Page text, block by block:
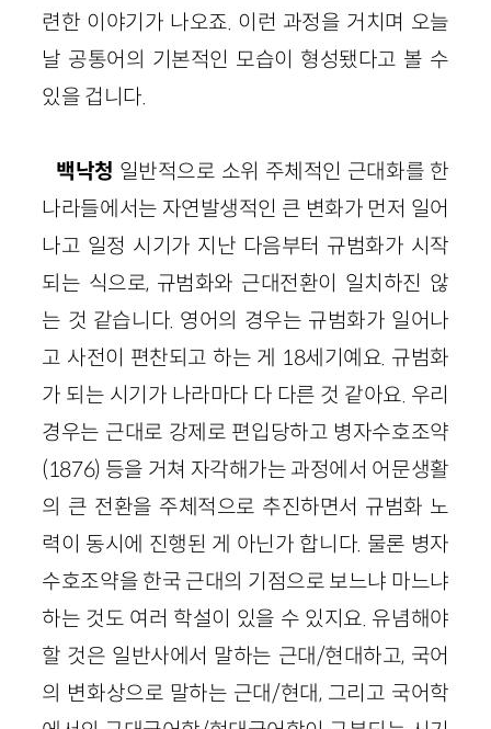
련한 이야기가 나오죠. 이런 과정을 거치며 오늘
날 공통어의 기본적인 모습이 형성됐다고 볼 수
있을 겁니다.
백낙청 일반적으로 소위 주체적인 근대화를 한
나라들에서는 자연발생적인 큰 변화가 먼저 일어
나고 일정 시기가 지난 다음부터 규범화가 시작
되는 식으로, 규범화와 근대전환이 일치하진 않
는 것 같습니다. 영어의 경우는 규범화가 일어나
고 사전이 편찬되고 하는 게 18세기예요. 규범화
가 되는 시기가 나라마다 다 다른 것 같아요. 우리
경우는 근대로 강제로 편입당하고 병자수호조약
(1876) 등을 거쳐 자각해가는 과정에서 어문생활
의 큰 전환을 주체적으로 추진하면서 규범화 노
력이 동시에 진행된 게 아닌가 합니다. 물론 병자
수호조약을 한국 근대의 기점으로 보느냐 마느냐
하는 것도 여러 학설이 있을 수 있지요. 유념해야
할 것은 일반사에서 말하는 근대/현대하고, 국어
의 변화상으로 말하는 근대/현대, 그리고 국어학